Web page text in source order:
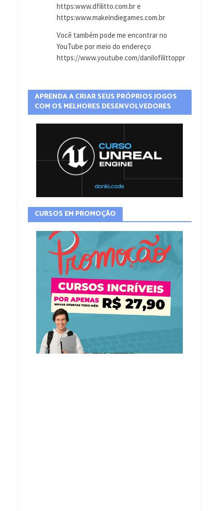
https:www.dfilitto.com.br e
https:www.makeindiegames.com.br
Você também pode me encontrar no
YouTube por meio do endereço
https://www.youtube.com/danilofilittoppr
APRENDA A CRIAR SEUS PRÓPRIOS JOGOS
COM OS MELHORES DESENVOLVEDORES
CURSOS EM PROMOÇÃO